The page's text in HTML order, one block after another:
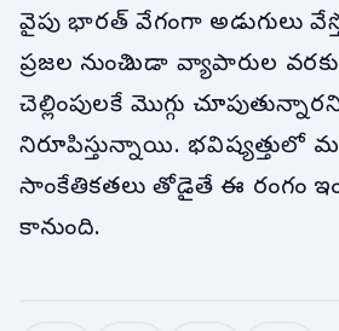
వైపు భారత్ వేగంగా అడుగులు
ప్రజల నుంచి బడా వ్యాపారుల
చెల్లింపులకే మొగ్గు
నిరూపిస్తున్నాయి. భవిష్యత్తులో
సాంకేతికతలు తోడైతే ఈ రంగం
కానుంది.